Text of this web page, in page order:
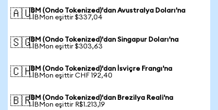
🇦🇺IBM (Ondo Tokenized)'dan Avustralya Doları'na
1 IBMon eşittir $337,04
🇸🇬IBM (Ondo Tokenized)'dan Singapur Doları'na
1 IBMon eşittir $303,63
🇨🇭IBM (Ondo Tokenized)'dan İsviçre Frangı'na
1 IBMon eşittir CHF 192,40
🇧🇷IBM (Ondo Tokenized)'dan Brezilya Reali'na
1 IBMon eşittir R$1.213,19